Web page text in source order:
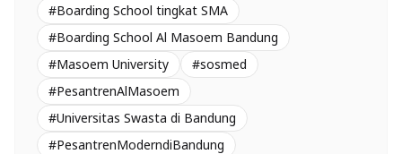
#Boarding School tingkat SMA
#Boarding School Al Masoem Bandung
#Masoem University
#sosmed
#PesantrenAlMasoem
#Universitas Swasta di Bandung
#PesantrenModerndiBandung